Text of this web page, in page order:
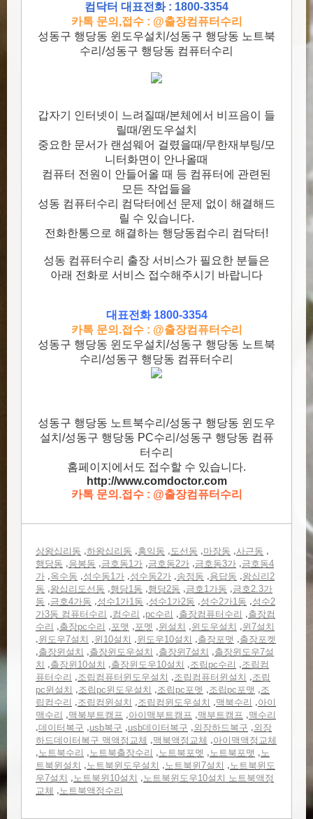
컴닥터 대표전화 : 1800-3354
카톡 문의,접수 : @출장컴퓨터수리
성동구 행당동 윈도우설치/성동구 행당동 노트북
수리/성동구 행당동 컴퓨터수리
갑자기 인터넷이 느려질때/본체에서 비프음이 들
릴때/윈도우설치
중요한 문서가 랜섬웨어 걸렸을때/무한재부팅/모
니터화면이 안나올때
컴퓨터 전원이 안들어올 때 등 컴퓨터에 관련된
모든 작업들을
성동 컴퓨터수리 컴닥터에선 문제 없이 해결해드
릴 수 있습니다.
전화한통으로 해결하는 행당동컴수리 컴닥터!
성동 컴퓨터수리 출장 서비스가 필요한 분들은
아래 전화로 서비스 접수해주시기 바랍니다
대표전화 1800-3354
카톡 문의.접수 : @출장컴퓨터수리
성동구 행당동 윈도우설치/성동구 행당동 노트북
수리/성동구 행당동 컴퓨터수리
성동구 행당동 노트북수리/성동구 행당동 윈도우
설치/성동구 행당동 PC수리/성동구 행당동 컴퓨
터수리
홈페이지에서도 접수할 수 있습니다.
http://www.comdoctor.com
카톡 문의.접수 : @출장컴퓨터수리
상왕십리동 ,하왕십리동 ,홍익동 ,도선동 ,마장동 ,사근동 ,
행당동 ,응봉동 ,금호동1가 ,금호동2가 ,금호동3가 ,금호동4
가 ,옥수동 ,성수동1가 ,성수동2가 ,송정동 ,용답동 ,왕십리2
동 ,왕십리도선동 ,행당1동 ,행당2동 ,금호1가동 ,금호2.3가
동 ,금호4가동 ,성수1가1동 ,성수1가2동 ,성수2가1동 ,성수2
가3동 컴퓨터수리 ,컴수리 ,pc수리 ,출장컴퓨터수리 ,출장컴
수리 ,출장pc수리 ,포맷 ,포멧 ,윈설치 ,윈도우설치 ,윈7설치
,윈도우7설치 ,윈10설치 ,윈도우10설치 ,출장포맷 ,출장포켓
,출장윈설치 ,출장윈도우설치 ,출장윈7설치 ,출장윈도우7설
치 ,출장윈10설치 ,출장윈도우10설치 ,조립pc수리 ,조립컴
퓨터수리 ,조립컴퓨터윈도우설치 ,조립컴퓨터윈설치 ,조립
pc윈설치 ,조립pc윈도우설치 ,조립pc포멧 ,조립pc포맷 ,조
립컴수리 ,조립컴윈설치 ,조립컴윈도우설치 ,맥북수리 ,아이
맥수리 ,맥북부트캠프 ,아이맥부트캠프 ,맥부트캠프 ,맥수리
,데이터복구 ,usb복구 ,usb데이터복구 ,외장하드복구 ,외장
하드데이터복구 맥액정교체 ,맥북액정교체 ,아이맥액정교체
,노트북수리 ,노트북출장수리 ,노트북포멧 ,노트북포맷 ,노
트북윈설치 ,노트북윈도우설치 ,노트북윈7설치 ,노트북윈도
우7설치 ,노트북윈10설치 ,노트북윈도우10설치 노트북액정
교체 ,노트북액정수리